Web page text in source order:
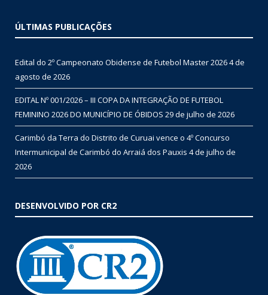
ÚLTIMAS PUBLICAÇÕES
Edital do 2º Campeonato Obidense de Futebol Master 20264 de
agosto de 2026
EDITAL Nº 001/2026 – III COPA DA INTEGRAÇÃO DE FUTEBOL
FEMININO 2026 DO MUNICÍPIO DE ÓBIDOS 29 de julho de 2026
Carimbó da Terra do Distrito de Curuai vence o 4º Concurso
Intermunicipal de Carimbó do Arraiá dos Pauxis 4 de julho de
2026
DESENVOLVIDO POR CR2